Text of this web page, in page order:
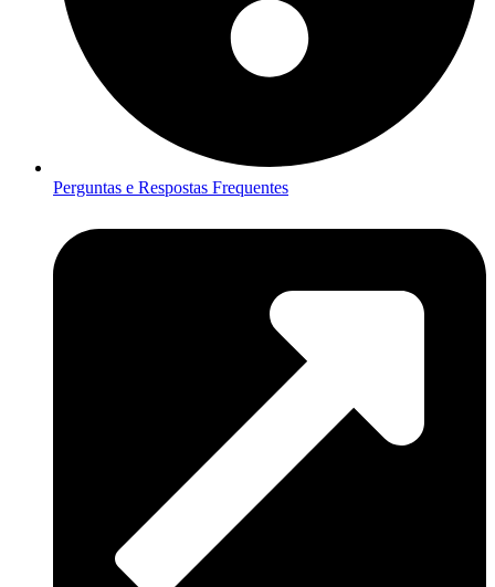
Perguntas e Respostas Frequentes